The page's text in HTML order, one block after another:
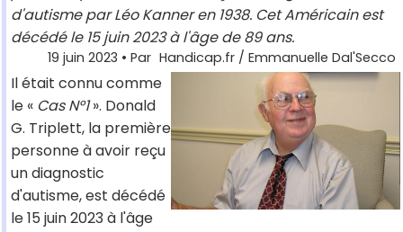
d'autisme par Léo Kanner en 1938. Cet Américain est
décédé le 15 juin 2023 à l'âge de 89 ans.
19 juin 2023 • Par Handicap.fr / Emmanuelle Dal'Secco
Il était connu comme
le « Cas N°1». Donald
G. Triplett, la première
personne à avoir reçu
un diagnostic
d'autisme, est décédé
le 15 juin 2023 à l'âge